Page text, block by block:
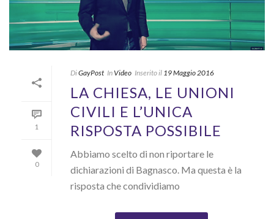
1
0
DiGayPost InVideo Inserito il 19 Maggio 2016
LA CHIESA, LE UNIONI
CIVILI E L’UNICA
RISPOSTA POSSIBILE
Abbiamo scelto di non riportare le
dichiarazioni di Bagnasco. Ma questa è la
risposta che condividiamo